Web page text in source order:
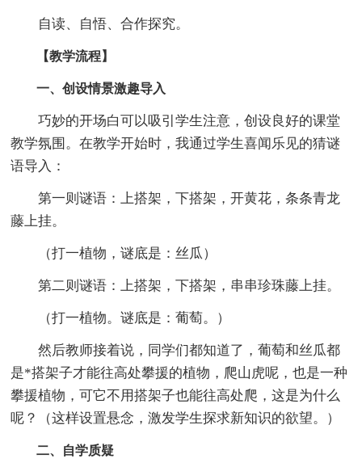
自读、自悟、合作探究。
【教学流程】
一、创设情景激趣导入
巧妙的开场白可以吸引学生注意，创设良好的课堂
教学氛围。在教学开始时，我通过学生喜闻乐见的猜谜
语导入：
第一则谜语：上搭架，下搭架，开黄花，条条青龙
藤上挂。
（打一植物，谜底是：丝瓜）
第二则谜语：上搭架，下搭架，串串珍珠藤上挂。
（打一植物。谜底是：葡萄。）
然后教师接着说，同学们都知道了，葡萄和丝瓜都
是*搭架子才能往高处攀援的植物，爬山虎呢，也是一种
攀援植物，可它不用搭架子也能往高处爬，这是为什么
呢？（这样设置悬念，激发学生探求新知识的欲望。）
二、自学质疑